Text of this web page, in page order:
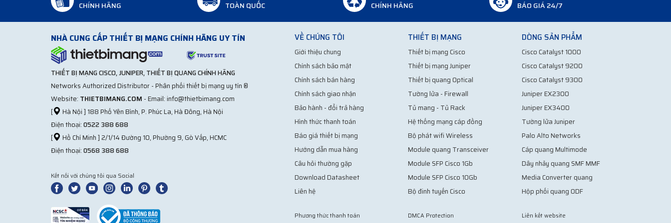
CHÍNH HÃNG
TOÀN QUỐC
CHÍNH HÃNG
BÁO GIÁ 24/7
NHÀ CUNG CẤP THIẾT BỊ MẠNG CHÍNH HÃNG UY TÍN
THIẾT BỊ MẠNG CISCO, JUNIPER, THIẾT BỊ QUANG CHÍNH HÃNG
Networks Authorized Distributor - Phân phối thiết bị mạng uy tín ®
Website: THIETBIMANG.COM - Email: info@thietbimang.com
[
Hà Nội ] 188 Phố Yên Bình, P. Phúc La, Hà Đông, Hà Nội
Điện thoại:0522 388 688
[
Hồ Chí Minh ] 2/1/14 Đường 10, Phường 9, Gò Vấp, HCMC
Điện thoại:0568 388 688
Kết nối với chúng tôi qua Social
VỀ CHÚNG TÔI
Giới thiệu chung
Chính sách bảo mật
Chính sách bán hàng
Chính sách giao nhận
Bảo hành - đổi trả hàng
Hình thức thanh toán
Báo giá thiết bị mạng
Hướng dẫn mua hàng
Câu hỏi thường gặp
Download Datasheet
Liên hệ
Phương thức thanh toán
THIẾT BỊ MẠNG
Thiết bị mạng Cisco
Thiết bị mạng Juniper
Thiết bị quang Optical
Tường lửa - Firewall
Tủ mang - Tủ Rack
Hệ thống mạng cáp đồng
Bộ phát wifi Wireless
Module quang Transceiver
Module SFP Cisco 1Gb
Module SFP Cisco 10Gb
Bộ đinh tuyến Cisco
DMCA Protection
DÒNG SẢN PHẨM
Cisco Catalyst 1000
Cisco Catalyst 9200
Cisco Catalyst 9300
Juniper EX2300
Juniper EX3400
Tường lửa Juniper
Palo Alto Networks
Cáp quang Multimode
Dây nhảy quang SMF MMF
Media Converter quang
Hộp phối quang ODF
Liên kết website